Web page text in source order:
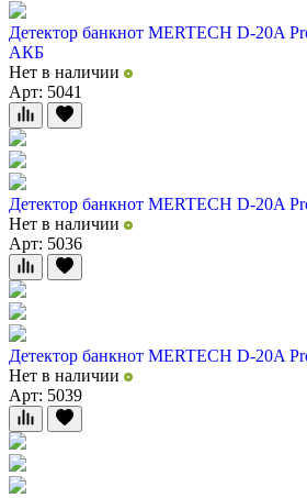
Детектор банкнот MERTECH D-20A
АКБ
Нет в наличии
Арт: 5041
Детектор банкнот MERTECH D-20A
Нет в наличии
Арт: 5036
Детектор банкнот MERTECH D-20A
Нет в наличии
Арт: 5039